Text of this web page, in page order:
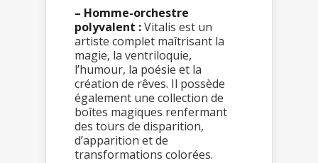
– Homme-orchestre
polyvalent :Vitalis est un
artiste complet maîtrisant la
magie, la ventriloquie,
l’humour, la poésie et la
création de rêves. Il possède
également une collection de
boîtes magiques renfermant
des tours de disparition,
d’apparition et de
transformations colorées.